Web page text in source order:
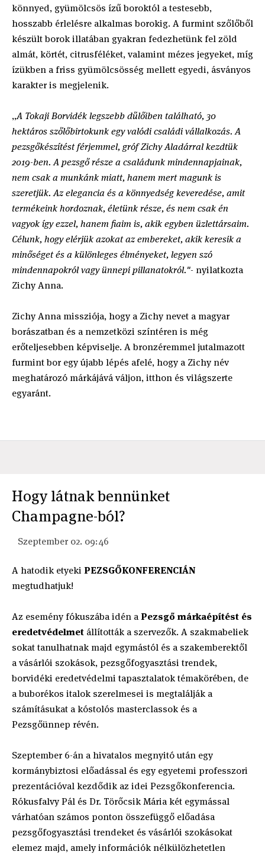
könnyed, gyümölcsös ízű boroktól a testesebb,
hosszabb érlelésre alkalmas borokig. A furmint szőlőből
készült borok illatában gyakran fedezhetünk fel zöld
almát, körtét, citrusféléket, valamint mézes jegyeket, míg
ízükben a friss gyümölcsösség mellett egyedi, ásványos
karakter is megjelenik.
„A Tokaji Borvidék legszebb dűlőiben található, 30
hektáros szőlőbirtokunk egy valódi családi vállalkozás. A
pezsgőkészítést férjemmel, gróf Zichy Aladárral kezdtük
2019-ben. A pezsgő része a családunk mindennapjainak,
nem csak a munkánk miatt, hanem mert magunk is
szeretjük. Az elegancia és a könnyedség keveredése, amit
termékeink hordoznak, életünk része, és nem csak én
vagyok így ezzel, hanem fiaim is, akik egyben üzlettársaim.
Célunk, hogy elérjük azokat az embereket, akik keresik a
minőséget és a különleges élményeket, legyen szó
mindennapokról vagy ünnepi pillanatokról."- nyilatkozta
Zichy Anna.
Zichy Anna missziója, hogy a Zichy nevet a magyar
borászatban és a nemzetközi színtéren is még
erőteljesebben képviselje. A bronzéremmel jutalmazott
furmint bor egy újabb lépés afelé, hogy a Zichy név
meghatározó márkájává váljon, itthon és világszerte
egyaránt.
Hogy látnak bennünket
Champagne-ból?
Szeptember 02. 09:46
A hatodik etyeki PEZSGŐKONFERENCIÁN
megtudhatjuk!
Az esemény fókuszába idén a Pezsgő márkaépítést és
eredetvédelmet állították a szervezők. A szakmabeliek
sokat tanulhatnak majd egymástól és a szakemberektől
a vásárlói szokások, pezsgőfogyasztási trendek,
borvidéki eredetvédelmi tapasztalatok témakörében, de
a buborékos italok szerelmesei is megtalálják a
számításukat a kóstolós masterclassok és a
Pezsgőünnep révén.
Szeptember 6-án a hivatalos megnyitó után egy
kormánybiztosi előadással és egy egyetemi professzori
prezentációval kezdődik az idei Pezsgőkonferencia.
Rókusfalvy Pál és Dr. Törőcsik Mária két egymással
várhatóan számos ponton összefüggő előadása
pezsgőfogyasztási trendeket és vásárlói szokásokat
elemez majd, amely információk nélkülözhetetlen